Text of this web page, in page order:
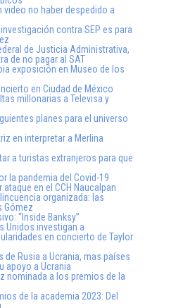
video no haber despedido a
contra SEP es para
de Justicia Administrativa,
de no pagar al SAT
exposición en Museo de los
en Ciudad de México
millonarias a Televisa y
planes para el universo
en interpretar a Merlina
a turistas extranjeros para que
la pandemia del Covid-19
en el CCH Naucalpan
organizada: las
Gómez
“Inside Banksy”
Unidos investigan a
en concierto de Taylor
de Rusia a Ucrania, mas países
apoyo a Ucrania
nominada a los premios de la
de la academia 2023: Del